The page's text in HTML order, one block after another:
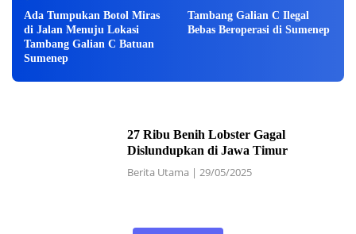
Ada Tumpukan Botol Miras
di Jalan Menuju Lokasi
Tambang Galian C Batuan
Sumenep
Tambang Galian C Ilegal
Bebas Beroperasi di Sumenep
27 Ribu Benih Lobster Gagal
Dislundupkan di Jawa Timur
Berita Utama | 29/05/2025